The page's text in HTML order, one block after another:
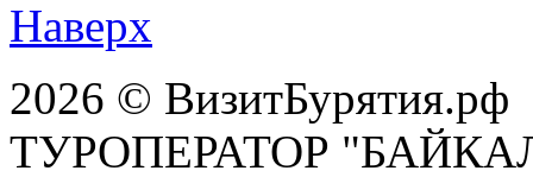
Наверх
2026 © ВизитБурятия.рф
ТУРОПЕРАТОР